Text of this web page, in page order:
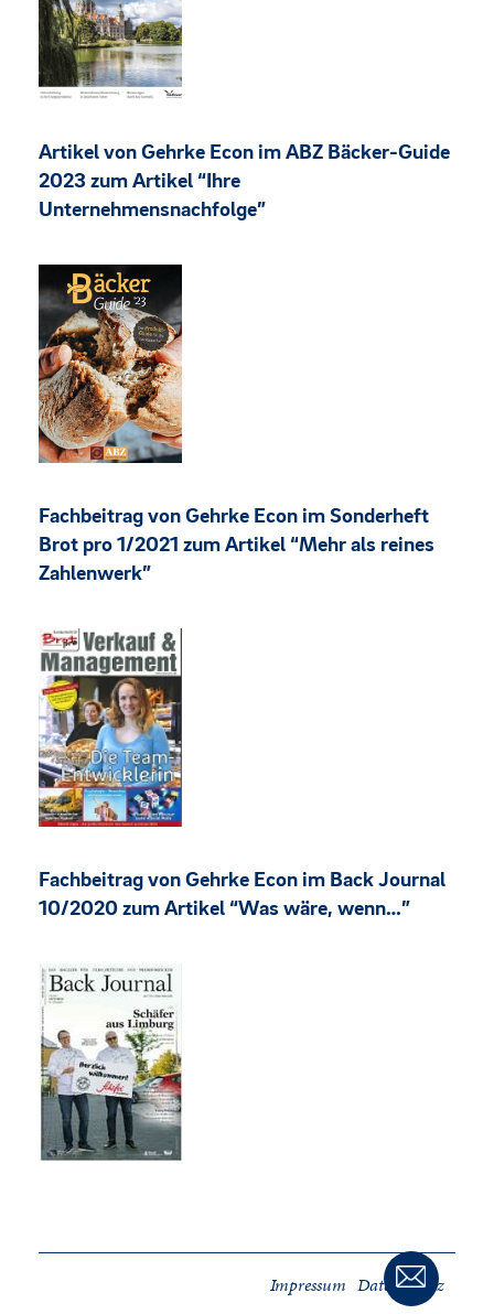
Artikel von Gehrke Econ im ABZ Bäcker-Guide
2023 zum Artikel “Ihre
Unternehmensnachfolge”
Fachbeitrag von Gehrke Econ im Sonderheft
Brot pro 1/2021 zum Artikel “Mehr als reines
Zahlenwerk”
Fachbeitrag von Gehrke Econ im Back Journal
10/2020 zum Artikel “Was wäre, wenn…”
Impressum Datenschutz